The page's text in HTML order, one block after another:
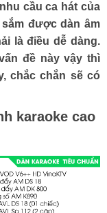
cầu ca hát của
được dàn âm
là điều dễ dàng.
đề này vậy thì
chắc chắn sẽ có
karaoke cao